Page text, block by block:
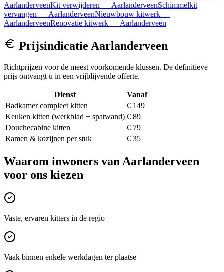
AarlanderveenKit verwijderen — AarlanderveenSchimmelkit
vervangen — AarlanderveenNieuwbouw kitwerk —
AarlanderveenRenovatie kitwerk — Aarlanderveen
Prijsindicatie Aarlanderveen
Richtprijzen voor de meest voorkomende klussen. De definitieve
prijs ontvangt u in een vrijblijvende offerte.
Dienst
Vanaf
Badkamer compleet kitten
€ 149
Keuken kitten (werkblad + spatwand) € 89
Douchecabine kitten
€ 79
Ramen & kozijnen per stuk
€ 35
Waarom inwoners van Aarlanderveen
voor ons kiezen
Vaste, ervaren kitters in de regio
Vaak binnen enkele werkdagen ter plaatse